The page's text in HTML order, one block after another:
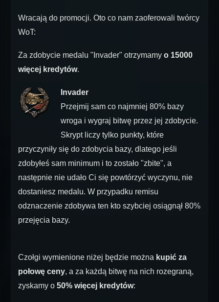
Wracają do promocji. Oto co nam zaoferowali twórcy
WoT:
Za zdobycie medalu "Invader" otrzymamy o 15000
więcej kredytów.
Invader
Przejmij sam co najmniej 80% bazy
wroga i wygraj bitwę przez jej zdobycie.
Skrypt liczy tylko punkty, które
przyczyniły się do zdobycia bazy, dlatego jeśli
zdobyłeś sam minimum i to zostało "zbite", a
następnie nie udało Ci się powtórzyć wyczynu, nie
dostaniesz medalu. W przypadku remisu
odznaczenie zdobywa ten kto szybciej osiągnął 80%
przejęcia bazy.
Czołgi wymienione niżej będzie można kupić za
połowę ceny, a za każdą bitwę na nich rozegraną,
zyskamy o 50% więcej kredytów: